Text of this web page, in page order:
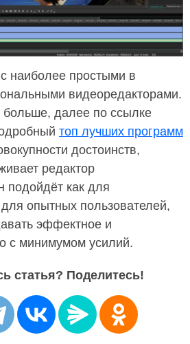
наиболее простыми в
видеоредакторами.
больше, далее по ссылке
топ лучших программ
достоинств,
редактор
как для
опытных пользователей,
эффектное и
с минимумом усилий.
статья? Поделитесь!